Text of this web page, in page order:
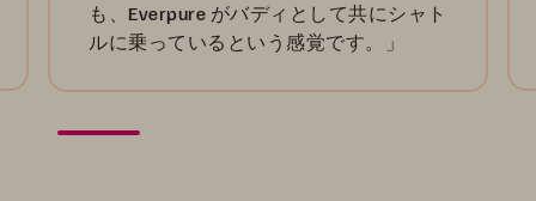
も、Everpure がバディとして共にシャト
ルに乗っているという感覚です。」